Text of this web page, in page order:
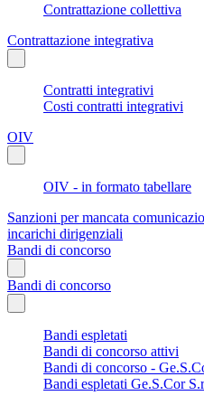
Contrattazione collettiva
Contrattazione integrativa
Contratti integrativi
Costi contratti integrativi
OIV
OIV - in formato tabellare
Sanzioni per mancata
incarichi dirigenziali
Bandi di concorso
Bandi di concorso
Bandi espletati
Bandi di concorso attivi
Bandi di concorso -
Bandi espletati Ge.S.Cor